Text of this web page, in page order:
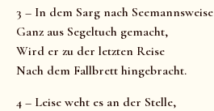
3 – In dem Sarg nach Seemannsweise
Ganz aus Segeltuch gemacht,
Wird er zu der letzten Reise
Nach dem Fallbrett hingebracht.
4 – Leise weht es an der Stelle,